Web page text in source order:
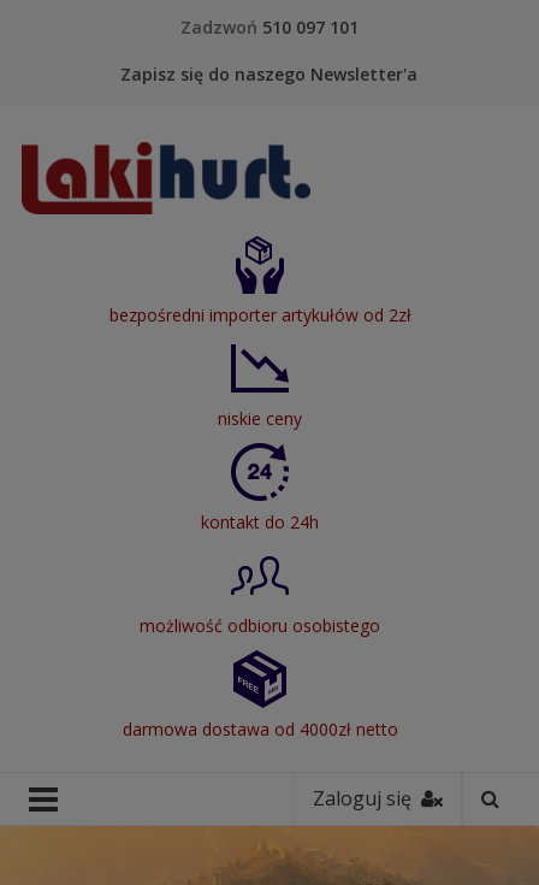
Zadzwoń 510 097 101
Zapisz się do naszego Newsletter'a
bezpośredni importer artykułów od 2zł
niskie ceny
kontakt do 24h
możliwość odbioru osobistego
darmowa dostawa od 4000zł netto
Zaloguj się